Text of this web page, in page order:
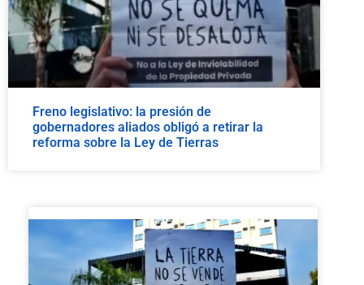
Freno legislativo: la presión de
gobernadores aliados obligó a retirar la
reforma sobre la Ley de Tierras